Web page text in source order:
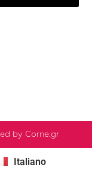
by Corne.gr
Italiano